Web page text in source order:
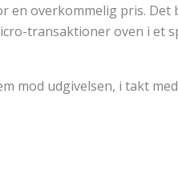
en overkommelig pris. Det
transaktioner oven i et
mod udgivelsen, i takt